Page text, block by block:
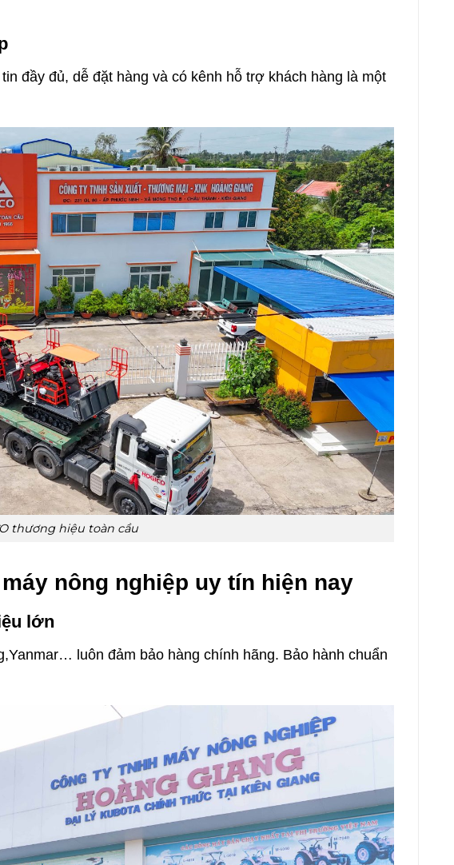
đầy đủ, dễ đặt hàng và có kênh hỗ trợ khách hàng là một
thương hiệu toàn cầu
nông nghiệp uy tín hiện nay
lớn
luôn đảm bảo hàng chính hãng. Bảo hành chuẩn